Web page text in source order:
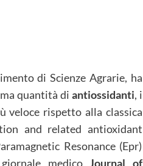
di Scienze Agrarie, ha
quantità di antiossidanti, i
veloce rispetto alla classica
and related antioxidant
Resonance (Epr)
medicoJournal of